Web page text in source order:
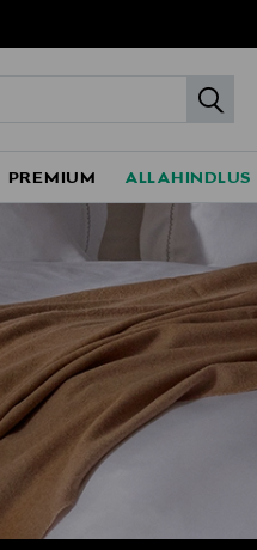
PREMIUM ALLAHINDLUS